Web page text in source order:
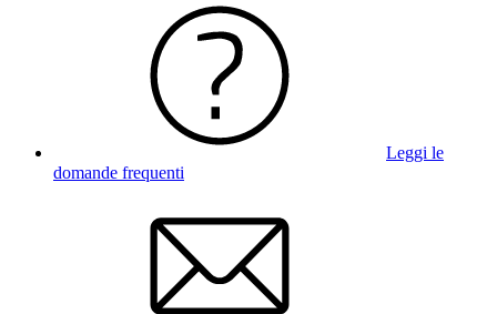
Leggi le
domande frequenti